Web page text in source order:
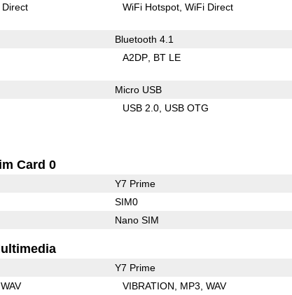
Direct WiFi Hotspot WiFi Direct
Bluetooth 4.1
A2DP BT LE
Micro USB
USB 2.0 USB OTG
Card 0
Y7 Prime
SIM0
Nano SIM
Y7 Prime
WAV VIBRATION MP3 WAV